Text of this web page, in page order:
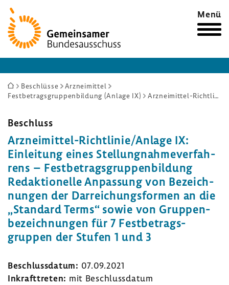
Zur
Startseite
Menü
Sie
sind
Beschlüsse
Arzneimittel
Festbetragsgruppenbildung (Anlage IX)
Arzneimittel-Richtlinie/Anlage IX: Einleitung eines Stellungnahmeverfahrens – Festbetragsgruppenbildung Redaktionelle Anpassung von Bezeichnungen der Darreichungsformen an die „Standard Terms“ sowie von Gruppenbezeichnungen für 7 Festbetragsgruppen der Stufen 1 und 3
Beschluss
Arzneimittel-​Richtlinie/Anlage IX:
Einlei­tung eines Stel­lung­nah­me­ver­fah­
rens – Fest­be­trags­grup­pen­bil­dung
Redak­tio­nelle Anpas­sung von Bezeich­
nungen der Darrei­chungs­formen an die
„Stan­dard Terms“ sowie von Grup­pen­
be­zeich­nungen für 7 Fest­be­trags­
gruppen der Stufen 1 und 3
Beschluss­datum: 07.09.2021
Inkraft­treten: mit Beschluss­datum